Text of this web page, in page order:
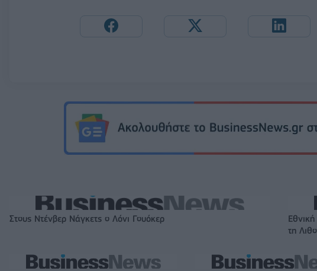
Στους Ντένβερ Νάγκετς ο Λόνι Γουόκερ
τη